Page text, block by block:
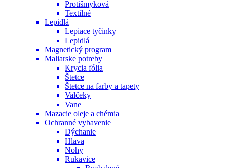
Protišmyková
Textilné
Lepidlá
Lepiace tyčinky
Lepidlá
Magnetický program
Maliarske potreby
Krycia fólia
Štetce
Štetce na farby a tapety
Valčeky
Vane
Mazacie oleje a chémia
Ochranné vybavenie
Dýchanie
Hlava
Nohy
Rukavice